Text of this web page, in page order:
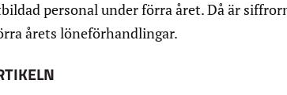
personal under förra året. Då är
årets löneförhandlingar.